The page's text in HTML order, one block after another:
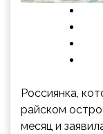
Россиянка,
райском
месяц и